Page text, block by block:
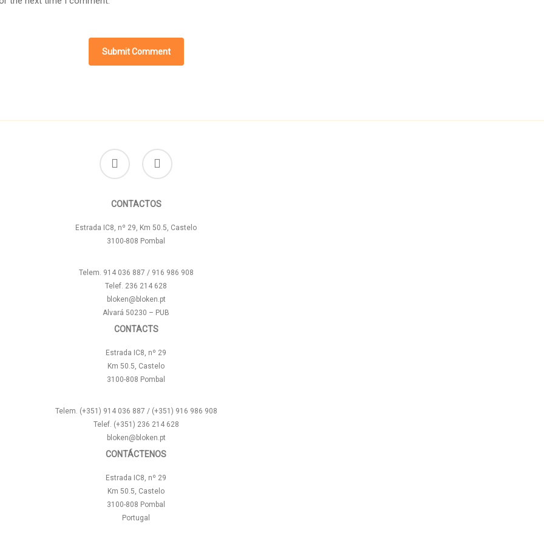
facebook instagram
CONTACTOS
Estrada IC8, nº 29, Km 50.5, Castelo
3100-808 Pombal
Telem. 914 036 887 / 916 986 908
Telef. 236 214 628
bloken@bloken.pt
Alvará 50230 – PUB
CONTACTS
Estrada IC8, nº 29
Km 50.5, Castelo
3100-808 Pombal
Telem. (+351) 914 036 887 / (+351) 916 986 908
Telef. (+351) 236 214 628
bloken@bloken.pt
CONTÁCTENOS
Estrada IC8, nº 29
Km 50.5, Castelo
3100-808 Pombal
Portugal